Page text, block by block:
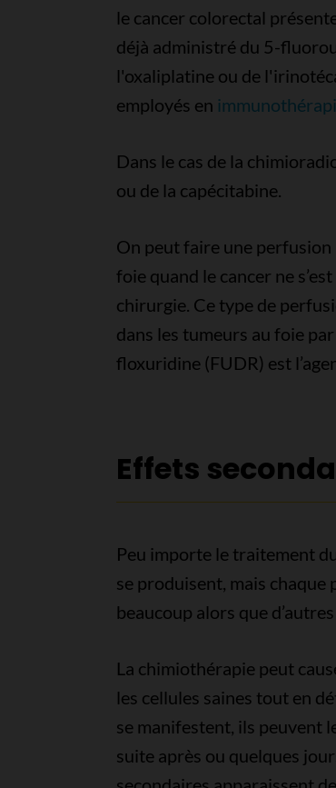
le cancer colorectal
déjà administré du 5-
l'oxaliplatine ou de
employés en
Dans le cas de la
ou de la capécitabine.
On peut faire une
foie quand le cancer ne
chirurgie. Ce type de
dans les tumeurs au foie
floxuridine (FUDR) est
Effets
Peu importe le traitement
se produisent, mais
beaucoup alors que
La chimiothérapie peut
les cellules saines tout en
se manifestent, ils peuvent
suite après ou quelques